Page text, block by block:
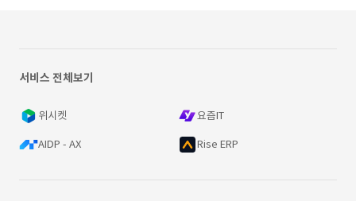
서비스 전체보기
위시켓 요즘IT
AIDP - AX Rise ERP